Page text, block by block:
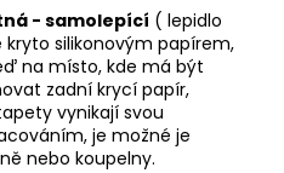
- samolepící ( lepidlo
silikonovým papírem,
na místo, kde má být
zadní krycí papír,
vynikají svou
je možné je
nebo koupelny.